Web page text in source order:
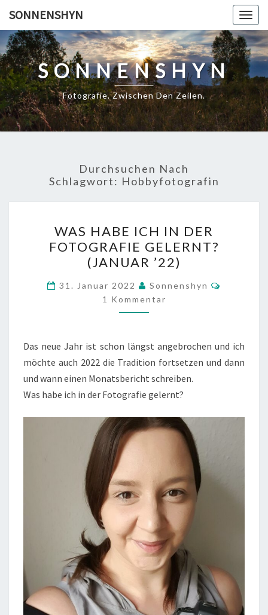
content
SONNENSHYN
SONNENSHYN
Fotografie. Zwischen Den Zeilen.
Durchsuchen Nach
Schlagwort: Hobbyfotografin
HABE
ICH
IN
DER
FOTOGRAFIE
GELERNT?
’22)
WAS HABE ICH IN DER
FOTOGRAFIE GELERNT?
(JANUAR ’22)
31. Januar 2022 Sonnenshyn
1 Kommentar
Das neue Jahr ist schon längst angebrochen und ich
möchte auch 2022 die Tradition fortsetzen und dann
und wann einen Monatsbericht schreiben.
Was habe ich in der Fotografie gelernt?